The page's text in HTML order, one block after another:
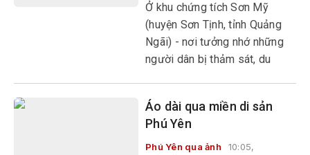
Ở khu chứng tích Sơn Mỹ
(huyện Sơn Tịnh, tỉnh Quảng
Ngãi) - nơi tưởng nhớ những
người dân bị thảm sát, du
chuyện thật thảm khốc.
Áo dài qua miền di sản
Phú Yên
Phú Yên qua ảnh
10:05,